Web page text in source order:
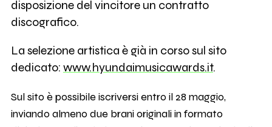
disposizione del vincitore un contratto
discografico.
La selezione artistica è già in corso sul sito
dedicato: www.hyundaimusicawards.it.
Sul sito è possibile iscriversi entro il 28 maggio,
inviando almeno due brani originali in formato